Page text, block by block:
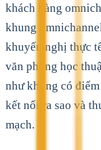
khách hàng
khung
khuyến nghị thực
văn phong học
như không có
kết nối ra sao và
mạch.